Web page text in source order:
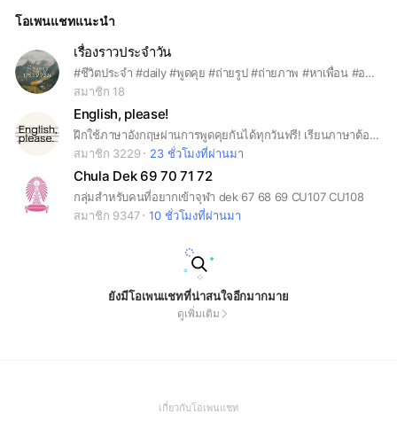
โอเพนแชทแนะนำ
เรื่องราวประจำวัน
#ชีวิตประจำ #daily #พูดคุย #ถ่ายรูป #ถ่ายภาพ #หาเพื่อน #อาหาร #ฟังเพลง #ท้องฟ้า #ออกกำลัง #กีฬา #ดูดวง #ai #fashion #เกม
สมาชิก 18
English, please!
ฝึกใช้ภาษาอังกฤษผ่านการพูดคุยกันได้ทุกวันฟรี! เรียนภาษาต้องไม่กลัวผิด English, please.
สมาชิก 3229
23 ชั่วโมงที่ผ่านมา
Chula Dek 69 70 71 72
กลุ่มสำหรับคนที่อยากเข้าจุฬา dek 67 68 69 CU107 CU108
สมาชิก 9347
10 ชั่วโมงที่ผ่านมา
ยังมีโอเพนแชทที่น่าสนใจอีกมากมาย
ดูเพิ่มเติม
เกี่ยวกับโอเพนแชท(Open